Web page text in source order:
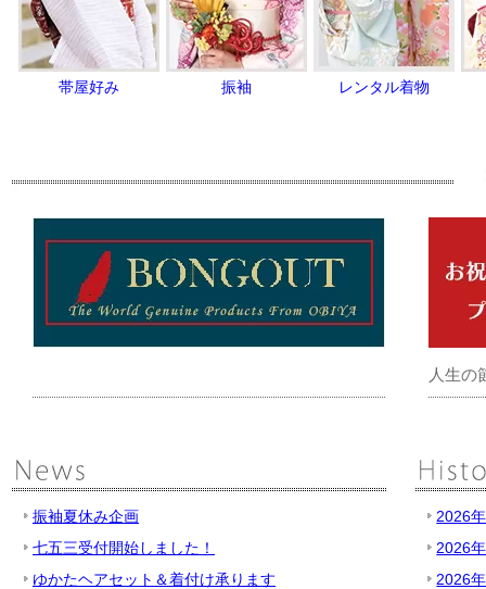
帯屋好み 振袖 レンタル着物
人生の
振袖夏休み企画
七五三受付開始しました！
ゆかたヘアセット＆着付け承ります
2026
2026
2026